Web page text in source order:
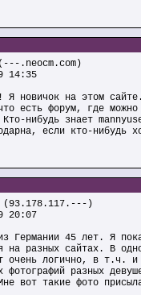
.neocm.com)
14:35
Я новичок на этом
есть форум, где можно
нибудь знает
если кто-нибудь
(93.178.117.---)
20:07
Германии 45 лет. Я
на разных сайтах. В
очень логично, в т.ч. и
фотографий разных
вот такие фото